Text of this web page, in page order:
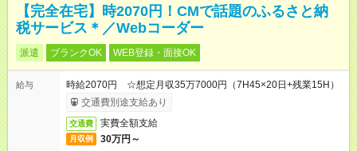
【完全在宅】時2070円！CMで話題のふるさと納
税サービス＊／Webコーダー
派遣 ブランクOK WEB登録・面接OK
給与
時給2070円 ☆想定月収35万7000円（7H45×20日+残業15H）
交通費別途支給あり
交通費 実費全額支給
月収例 30万円～